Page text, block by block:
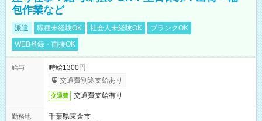
包作業など
派遣 職種未経験OK 社会人未経験OK
ブランクOK
WEB登録・面接OK
給与
時給1300円
交通費別途支給あり
交通費 交通費支給有り
勤務地
千葉県東金市